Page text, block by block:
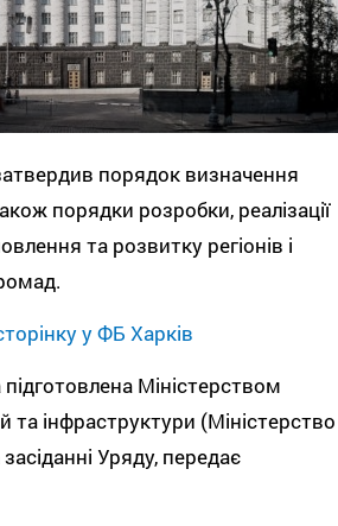
порядок визначення
порядки розробки, реалізації
та розвитку регіонів і
у ФБ Харків
Міністерством
та інфраструктури (Міністерство
Уряду, передає